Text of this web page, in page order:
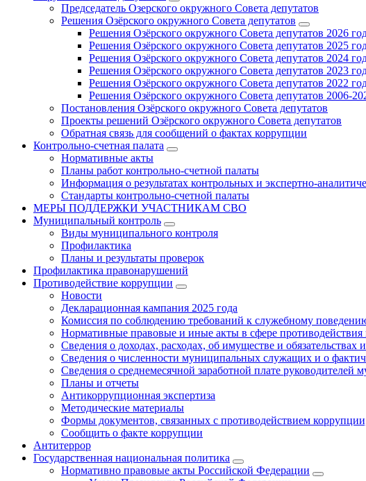
Председатель Озерского окружного Совета депутатов
Решения Озёрского окружного Совета депутатов
Решения Озёрского окружного Совета депутатов 2026
Решения Озёрского окружного Совета депутатов 2025
Решения Озёрского окружного Совета депутатов 2024
Решения Озёрского окружного Совета депутатов 2023
Решения Озёрского окружного Совета депутатов 2022
Решения Озёрского окружного Совета депутатов 2006-
Постановления Озёрского окружного Совета депутатов
Проекты решений Озёрского окружного Совета депутатов
Обратная связь для сообщений о фактах коррупции
Контрольно-счетная палата
Нормативные акты
Планы работ контрольно-счетной палаты
Информация о результатах контрольных и экспертно-
Стандарты контрольно-счетной палаты
МЕРЫ ПОДДЕРЖКИ УЧАСТНИКАМ СВО
Муниципальный контроль
Виды муниципального контроля
Профилактика
Планы и результаты проверок
Профилактика правонарушений
Противодействие коррупции
Новости
Декларационная кампания 2025 года
Комиссия по соблюдению требований к служебному
Нормативные правовые и иные акты в сфере противодействия
Сведения о доходах, расходах, об имуществе и обязательствах
Сведения о численности муниципальных служащих и о
Сведения о среднемесячной заработной плате руководителей
Планы и отчеты
Антикоррупционная экспертиза
Методические материалы
Формы документов, связанных с противодействием
Сообщить о факте коррупции
Антитеррор
Государственная национальная политика
Нормативно правовые акты Российской Федерации